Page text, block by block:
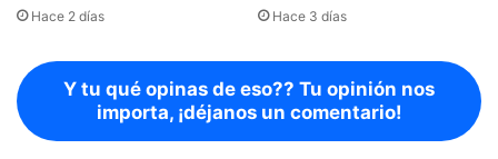
Hace 2 días Hace 3 días
Y tu qué opinas de eso?? Tu opinión nos
importa, ¡déjanos un comentario!